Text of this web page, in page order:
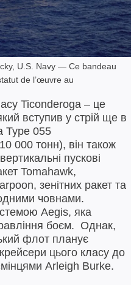
U.S. Navy — Ce bandeau
de l’œuvre au
Ticonderoga – це
вступив у стрій ще в
Type 055
000 тонн), він також
пускові
Tomahawk,
зенітних ракет та
човнами.
Aegis, яка
боєм. Однак,
флот планує
цього класу до
Arleigh Burke.